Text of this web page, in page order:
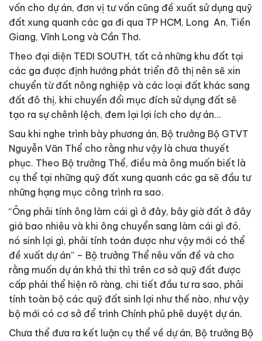
vốn cho dự án, đơn vị tư vấn cũng đề xuất sử dụng quỹ
đất xung quanh các ga đi qua TP HCM, Long An, Tiền
Giang, Vĩnh Long và Cần Thơ.
Theo đại diện TEDI SOUTH, tất cả những khu đất tại
các ga được định hướng phát triển đô thị nên sẽ xin
chuyển từ đất nông nghiệp và các loại đất khác sang
đất đô thị, khi chuyển đổi mục đích sử dụng đất sẽ
tạo ra sự chênh lệch, đem lại lợi ích cho dự án…
Sau khi nghe trình bày phương án, Bộ trưởng Bộ GTVT
Nguyễn Văn Thể cho rằng như vậy là chưa thuyết
phục. Theo Bộ trưởng Thể, điều mà ông muốn biết là
cụ thể tại những quỹ đất xung quanh các ga sẽ đầu tư
những hạng mục công trình ra sao.
“Ông phải tính ông làm cái gì ở đây, bây giờ đất ở đây
giá bao nhiêu và khi ông chuyển sang làm cái gì đó,
nó sinh lợi gì, phải tính toán được như vậy mới có thể
đề xuất dự án” – Bộ trưởng Thể nêu vấn đề và cho
rằng muốn dự án khả thi thì trên cơ sở quỹ đất được
cấp phải thể hiện rõ ràng, chi tiết đầu tư ra sao, phải
tính toàn bộ các quỹ đất sinh lợi như thế nào, như vậy
bộ mới có cơ sở để trình Chính phủ phê duyệt dự án.
Chưa thể đưa ra kết luận cụ thể về dự án, Bộ trưởng Bộ